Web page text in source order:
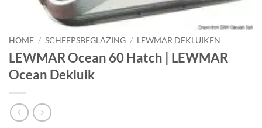
HOME / SCHEEPSBEGLAZING / LEWMAR DEKLUIKEN
LEWMAR Ocean 60 Hatch | LEWMAR
Ocean Dekluik